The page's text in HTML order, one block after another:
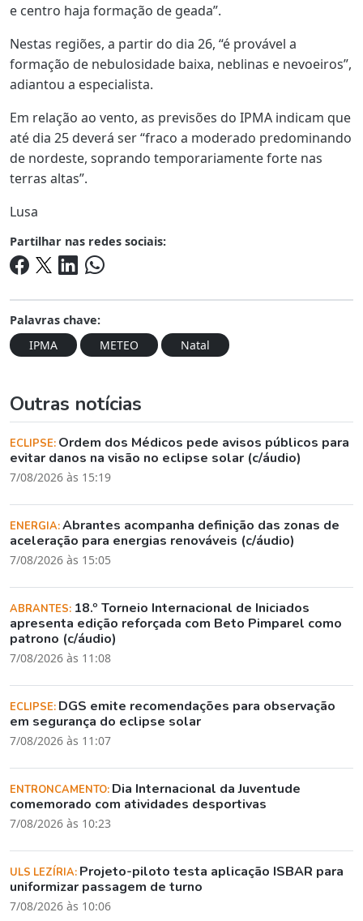
e centro haja formação de geada”.
Nestas regiões, a partir do dia 26, “é provável a
formação de nebulosidade baixa, neblinas e nevoeiros”,
adiantou a especialista.
Em relação ao vento, as previsões do IPMA indicam que
até dia 25 deverá ser “fraco a moderado predominando
de nordeste, soprando temporariamente forte nas
terras altas”.
Lusa
Partilhar nas redes sociais:
Palavras chave:
IPMA
METEO Natal
Outras notícias
ECLIPSE: Ordem dos Médicos pede avisos públicos para
evitar danos na visão no eclipse solar (c/áudio)
7/08/2026 às 15:19
ENERGIA:Abrantes acompanha definição das zonas de
aceleração para energias renováveis (c/áudio)
7/08/2026 às 15:05
ABRANTES: 18.º Torneio Internacional de Iniciados
apresenta edição reforçada com Beto Pimparel como
patrono (c/áudio)
7/08/2026 às 11:08
ECLIPSE: DGS emite recomendações para observação
em segurança do eclipse solar
7/08/2026 às 11:07
ENTRONCAMENTO: Dia Internacional da Juventude
comemorado com atividades desportivas
7/08/2026 às 10:23
ULS LEZÍRIA: Projeto-piloto testa aplicação ISBAR para
uniformizar passagem de turno
7/08/2026 às 10:06